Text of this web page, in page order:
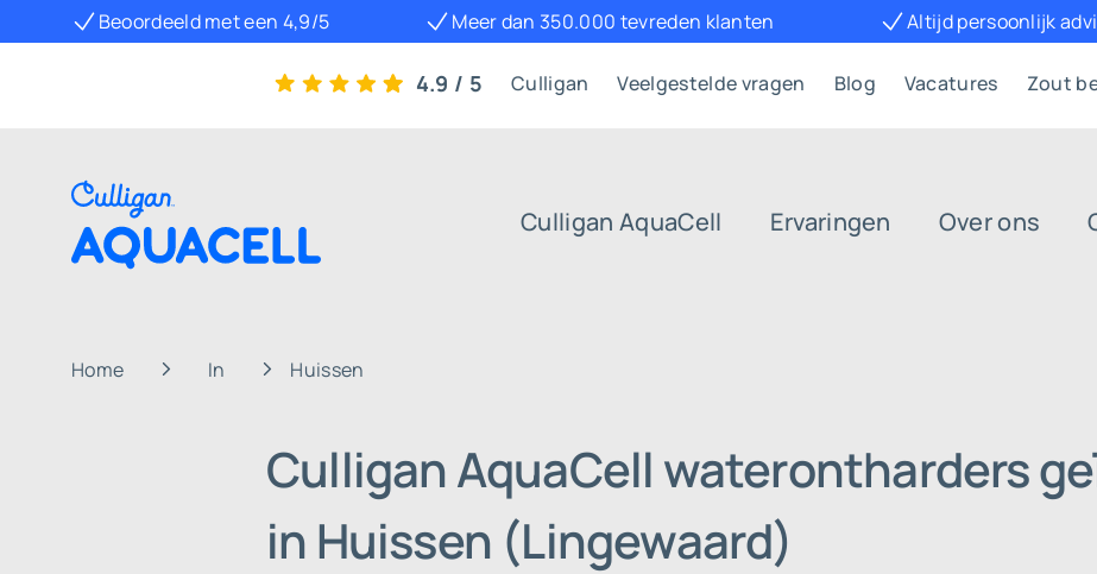
Beoordeeld met een 4,9/5 Meer dan 350.000 tevreden klanten Altijd persoonlijk
4.9 / 5 Culligan Veelgestelde vragen Blog Vacatures Zout
Culligan AquaCell Ervaringen Over ons
Home In Huissen
Culligan AquaCell waterontharders
in Huissen (Lingewaard)